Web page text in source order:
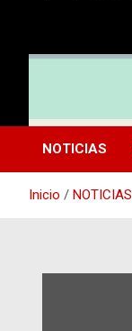
NOTICIAS
Inicio NOTICIAS